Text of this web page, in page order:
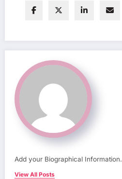
Add your Biographical Information.
View All Posts